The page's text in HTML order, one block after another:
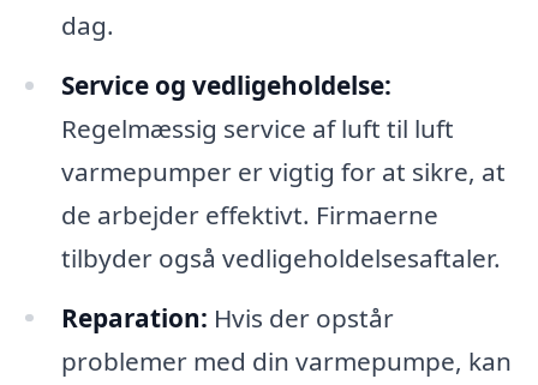
dag.
Service og vedligeholdelse:
Regelmæssig service af luft til luft
varmepumper er vigtig for at sikre, at
de arbejder effektivt. Firmaerne
tilbyder også vedligeholdelsesaftaler.
Reparation: Hvis der opstår
problemer med din varmepumpe, kan